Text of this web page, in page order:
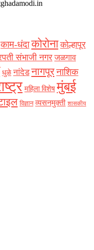
काम-धंदाकोरोना कोल्हापूर
संभाजी नगर जळगाव
धुळे नांदेड नागपूरनाशिक
महिला विशेष मुंबई
विज्ञान व्यसनमुक्ती शासकीय